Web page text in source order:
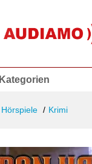
Kategorien
Hörspiele Krimi